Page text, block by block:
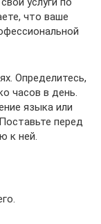
что ваше
Определитесь,
часов в день.
языка или
перед
к ней.